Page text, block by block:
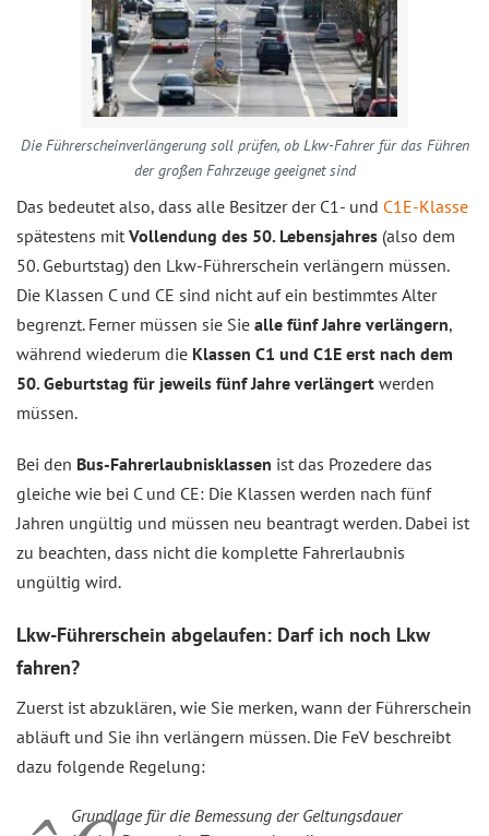
Die Führerscheinverlängerung soll prüfen, ob Lkw-Fahrer für das Führen
der großen Fahrzeuge geeignet sind
Das bedeutet also, dass alle Besitzer der C1- und C1E-Klasse
spätestens mit Vollendung des 50. Lebensjahres (also dem
50. Geburtstag) den Lkw-Führerschein verlängern müssen.
Die Klassen C und CE sind nicht auf ein bestimmtes Alter
begrenzt. Ferner müssen sie Sie alle fünf Jahre verlängern,
während wiederum die Klassen C1 und C1E erst nach dem
50. Geburtstag für jeweils fünf Jahre verlängert werden
müssen.
Bei den Bus-Fahrerlaubnisklassen ist das Prozedere das
gleiche wie bei C und CE: Die Klassen werden nach fünf
Jahren ungültig und müssen neu beantragt werden. Dabei ist
zu beachten, dass nicht die komplette Fahrerlaubnis
ungültig wird.
Lkw-Führerschein abgelaufen: Darf ich noch Lkw
fahren?
Zuerst ist abzuklären, wie Sie merken, wann der Führerschein
abläuft und Sie ihn verlängern müssen. Die FeV beschreibt
dazu folgende Regelung:
Grundlage für die Bemessung der Geltungsdauer